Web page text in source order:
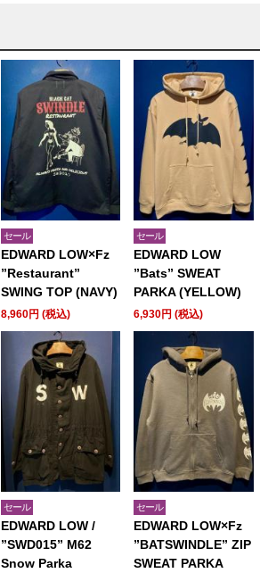
セール
EDWARD LOW×Fz
”Restaurant”
SWING TOP (NAVY)
8,960円 (税込)
セール
EDWARD LOW
”Bats” SWEAT
PARKA (YELLOW)
6,930円 (税込)
セール
EDWARD LOW /
”SWD015” M62
Snow Parka
セール
EDWARD LOW×Fz
”BATSWINDLE” ZIP
SWEAT PARKA